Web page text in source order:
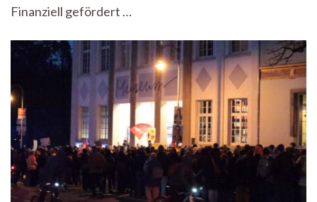
Finanziell gefördert …